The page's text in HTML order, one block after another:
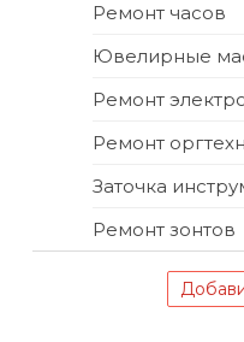
Ремонт часов
Ювелирные
Ремонт
Ремонт
Заточка
Ремонт зонтов